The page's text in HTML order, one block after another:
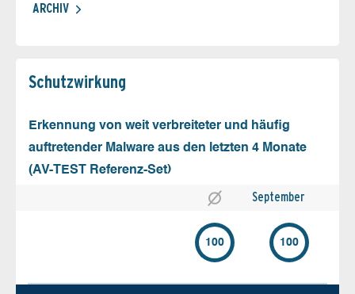
ARCHIV
Schutz­wirkung
Erkennung von weit verbreiteter und häufig
auftretender Malware aus den letzten 4 Monate
(AV-TEST Referenz-Set)
September
100 100